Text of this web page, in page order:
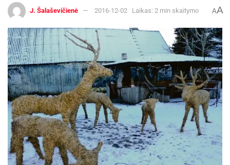
J. Šalaševičienė 2016-12-02 Laikas: 2 min skaitymo AA